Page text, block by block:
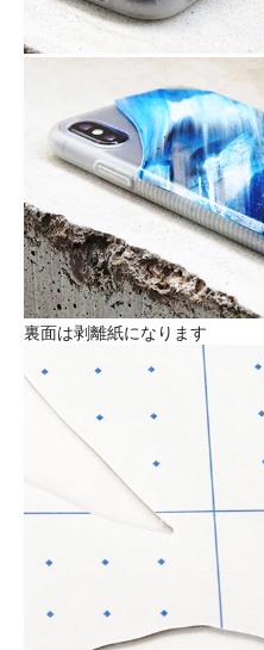
裏面は剥離紙になります